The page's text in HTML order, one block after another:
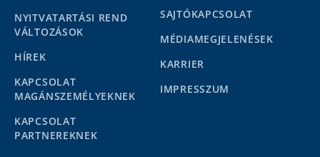
NYITVATARTÁSI REND
VÁLTOZÁSOK
HÍREK
KAPCSOLAT
MAGÁNSZEMÉLYEKNEK
KAPCSOLAT
PARTNEREKNEK
SAJTÓKAPCSOLAT
MÉDIAMEGJELENÉSEK
KARRIER
IMPRESSZUM